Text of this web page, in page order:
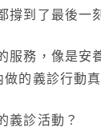
到了最後一
服務，像是
的義診行動
義診活動？